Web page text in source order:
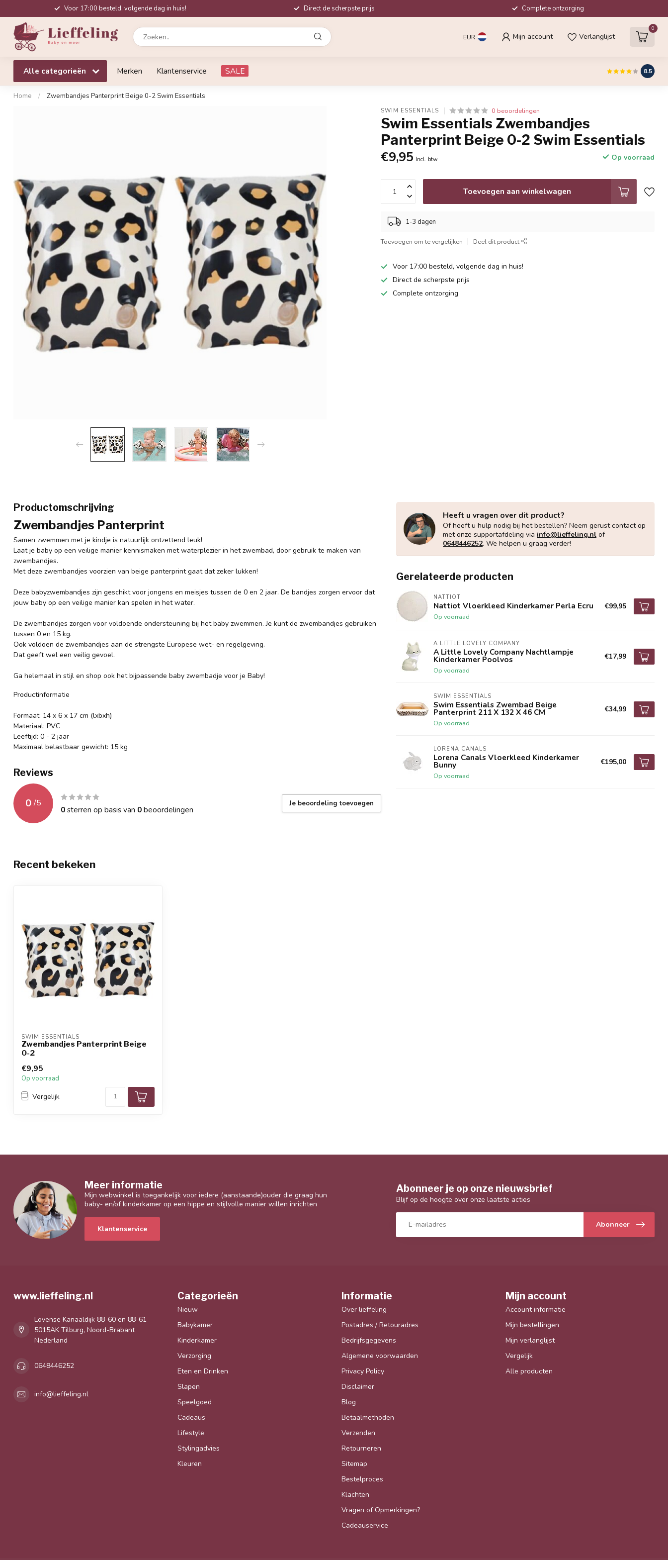
Voor 17:00 besteld, volgende dag in huis! Direct de scherpste prijs Complete ontzorging
EUR Mijn account Verlanglijst
0
Alle categorieën Merken Klantenservice SALE 8.5
Home / Zwembandjes Panterprint Beige 0-2 Swim Essentials
SWIM ESSENTIALS 0 beoordelingen
Swim Essentials Zwembandjes
Panterprint Beige 0-2 Swim Essentials
€9,95 Incl. btw Op voorraad
Toevoegen aan winkelwagen
1-3 dagen
Toevoegen om te vergelijken Deel dit product
Voor 17:00 besteld, volgende dag in huis!
Direct de scherpste prijs
Complete ontzorging
Productomschrijving
Zwembandjes Panterprint
Samen zwemmen met je kindje is natuurlijk ontzettend leuk!
Laat je baby op een veilige manier kennismaken met waterplezier in het zwembad, door gebruik te maken van
zwembandjes.
Met deze zwembandjes voorzien van beige panterprint gaat dat zeker lukken!
Deze babyzwembandjes zijn geschikt voor jongens en meisjes tussen de 0 en 2 jaar. De bandjes zorgen ervoor dat
jouw baby op een veilige manier kan spelen in het water.
De zwembandjes zorgen voor voldoende ondersteuning bij het baby zwemmen. Je kunt de zwembandjes gebruiken
tussen 0 en 15 kg.
Ook voldoen de zwembandjes aan de strengste Europese wet- en regelgeving.
Dat geeft wel een veilig gevoel.
Ga helemaal in stijl en shop ook het bijpassende baby zwembadje voor je Baby!
Productinformatie
Formaat: 14 x 6 x 17 cm (lxbxh)
Materiaal: PVC
Leeftijd: 0 - 2 jaar
Maximaal belastbaar gewicht: 15 kg
Reviews
0 /5
0sterren op basis van 0beoordelingen
Je beoordeling toevoegen
Heeft u vragen over dit product?
Of heeft u hulp nodig bij het bestellen? Neem gerust contact op
met onze supportafdeling via info@lieffeling.nl of
0648446252. We helpen u graag verder!
Gerelateerde producten
NATTIOT
Nattiot Vloerkleed Kinderkamer Perla Ecru
Op voorraad
€99,95
A LITTLE LOVELY COMPANY
A Little Lovely Company Nachtlampje
Kinderkamer Poolvos
Op voorraad
€17,99
SWIM ESSENTIALS
Swim Essentials Zwembad Beige
Panterprint 211 X 132 X 46 CM
Op voorraad
€34,99
LORENA CANALS
Lorena Canals Vloerkleed Kinderkamer
Bunny
Op voorraad
€195,00
Recent bekeken
SWIM ESSENTIALS
Zwembandjes Panterprint Beige
0-2
€9,95
Op voorraad
Vergelijk
Meer informatie
Mijn webwinkel is toegankelijk voor iedere (aanstaande)ouder die graag hun
baby- en/of kinderkamer op een hippe en stijlvolle manier willen inrichten
Klantenservice
Abonneer je op onze nieuwsbrief
Blijf op de hoogte over onze laatste acties
Abonneer
www.lieffeling.nl
Lovense Kanaaldijk 88-60 en 88-61
5015AK Tilburg, Noord-Brabant
Nederland
0648446252
info@lieffeling.nl
Categorieën
Nieuw
Babykamer
Kinderkamer
Verzorging
Eten en Drinken
Slapen
Speelgoed
Cadeaus
Lifestyle
Stylingadvies
Kleuren
Informatie
Over lieffeling
Postadres / Retouradres
Bedrijfsgegevens
Algemene voorwaarden
Privacy Policy
Disclaimer
Blog
Betaalmethoden
Verzenden
Retourneren
Sitemap
Bestelproces
Klachten
Vragen of Opmerkingen?
Cadeauservice
Mijn account
Account informatie
Mijn bestellingen
Mijn verlanglijst
Vergelijk
Alle producten